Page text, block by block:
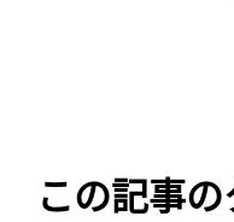
この記事